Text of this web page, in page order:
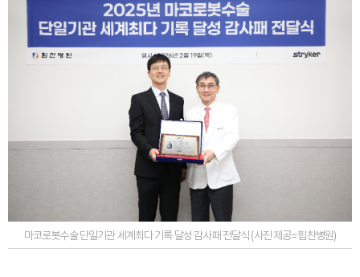
마코로봇수술 단일기관 세계최다 기록 달성 감사패 전달식 (사진 제공=힘찬병원)